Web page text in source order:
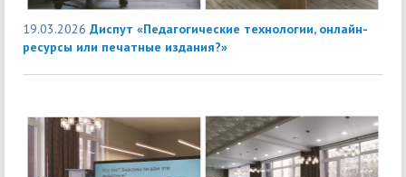
19.03.2026 Диспут «Педагогические технологии, онлайн-
ресурсы или печатные издания?»